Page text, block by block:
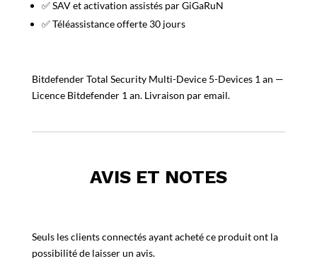
✅ SAV et activation assistés par GiGaRuN
✅ Téléassistance offerte 30 jours
Bitdefender Total Security Multi-Device 5-Devices 1 an —
Licence Bitdefender 1 an. Livraison par email.
AVIS ET NOTES
Seuls les clients connectés ayant acheté ce produit ont la
possibilité de laisser un avis.